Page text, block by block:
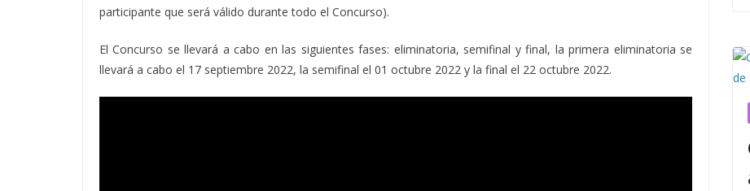
participante que será válido durante todo el Concurso).
El Concurso se llevará a cabo en las siguientes fases: eliminatoria, semifinal y final, la primera eliminatoria se
llevará a cabo el 17 septiembre 2022, la semifinal el 01 octubre 2022 y la final el 22 octubre 2022.